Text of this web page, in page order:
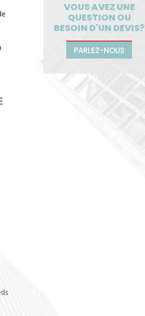
VOUS AVEZ UNE
QUESTION OU
BESOIN D'UN DEVIS?
PARLEZ-NOUS